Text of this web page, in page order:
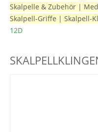
Skalpelle & Zubehör |
Skalpell-Griffe | Skalpell-
12D